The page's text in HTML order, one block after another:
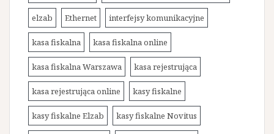
elzab Ethernet interfejsy komunikacyjne
kasa fiskalna kasa fiskalna online
kasa fiskalna Warszawa kasa rejestrująca
kasa rejestrująca online kasy fiskalne
kasy fiskalne Elzab kasy fiskalne Novitus